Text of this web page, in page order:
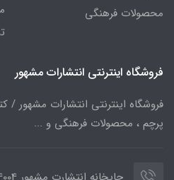
محصولات فرهنگی
فروشگاه اینترنتی انتشارات مشهور
فروشگاه اینترنتی انتشارات مشهور /
پرچم ، محصولات فرهنگی و ...